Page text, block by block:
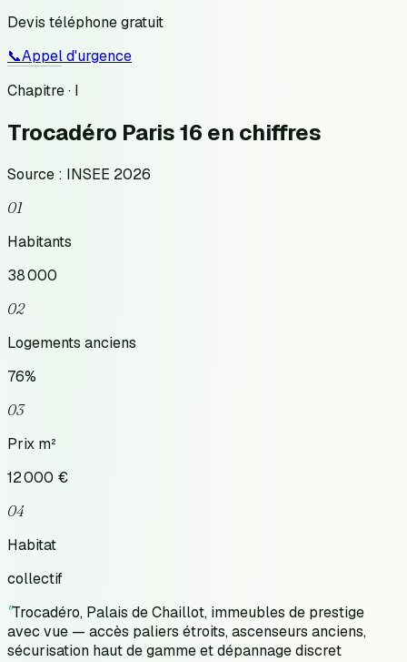
Devis téléphone gratuit
📞Appel d'urgence
Chapitre · I
Trocadéro Paris 16 en chiffres
Source : INSEE 2026
01
Habitants
38 000
02
Logements anciens
76%
03
Prix m²
12 000 €
04
Habitat
collectif
"Trocadéro, Palais de Chaillot, immeubles de prestige
avec vue — accès paliers étroits, ascenseurs anciens,
sécurisation haut de gamme et dépannage discret